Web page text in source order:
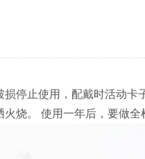
停止使用，配戴时活动
烧。 使用一年后，要做